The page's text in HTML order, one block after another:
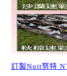
訂製Nuit努特